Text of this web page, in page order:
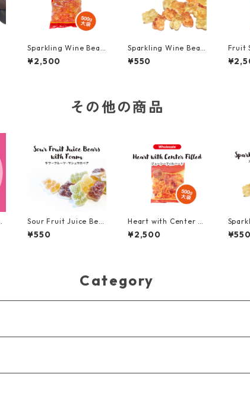
Sparkling Wine Bear
s / スパークリング ワ
イン ベア 500g （大
¥2,500
Sparkling Wine Bear
s / スパークリング ワ
イン ベア 50g ※アル
¥550
Fruit
uit
ルー
その他の商品
Sour Fruit Juice Bea
rs with Foam / サワ
ーフルーツマシュマロ
¥550
Heart with Center Fi
lled / ジューシーフィ
¥2,500
s / ス
イン
¥550
Category